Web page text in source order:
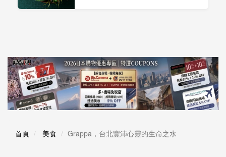
首頁 美食 Grappa，台北豐沛心靈的生命之水